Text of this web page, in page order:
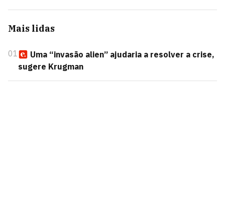
Mais lidas
01
Uma “invasão alien” ajudaria a resolver a crise,
sugere Krugman